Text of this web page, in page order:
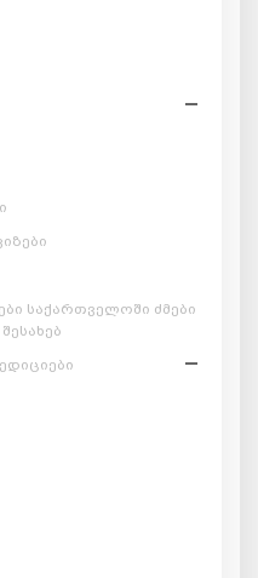
საქართველოში ძმები